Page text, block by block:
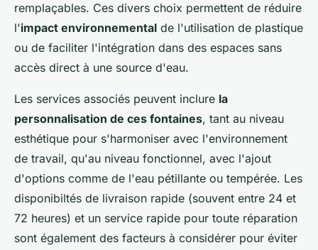
remplaçables. Ces divers choix permettent de réduire
l'impact environnemental de l'utilisation de plastique
ou de faciliter l'intégration dans des espaces sans
accès direct à une source d'eau.
Les services associés peuvent inclure la
personnalisation de ces fontaines, tant au niveau
esthétique pour s'harmoniser avec l'environnement
de travail, qu'au niveau fonctionnel, avec l'ajout
d'options comme de l'eau pétillante ou tempérée. Les
disponibiltés de livraison rapide (souvent entre 24 et
72 heures) et un service rapide pour toute réparation
sont également des facteurs à considérer pour éviter